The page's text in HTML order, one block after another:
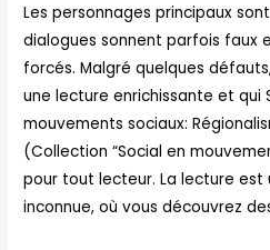
Les personnages principaux
dialogues sonnent parfois faux
forcés. Malgré quelques
une lecture enrichissante et qui
mouvements sociaux:
(Collection “Social en
pour tout lecteur. La lecture est
inconnue, où vous découvrez